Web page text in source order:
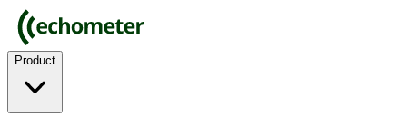
Product